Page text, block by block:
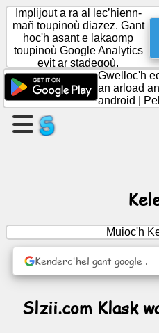
Krouiñ
ur
bajenn
Krouiñ
Implijout a ra al lec’hienn-
mañ toupinoù diazez. Gant
hoc'h asant e lakaomp
toupinoù Google Analytics
evit ar stadegoù.
Gwelloc'h
an arload
android
Muioc'h
Kenderc'hel gant google .
Slzii.com Klask